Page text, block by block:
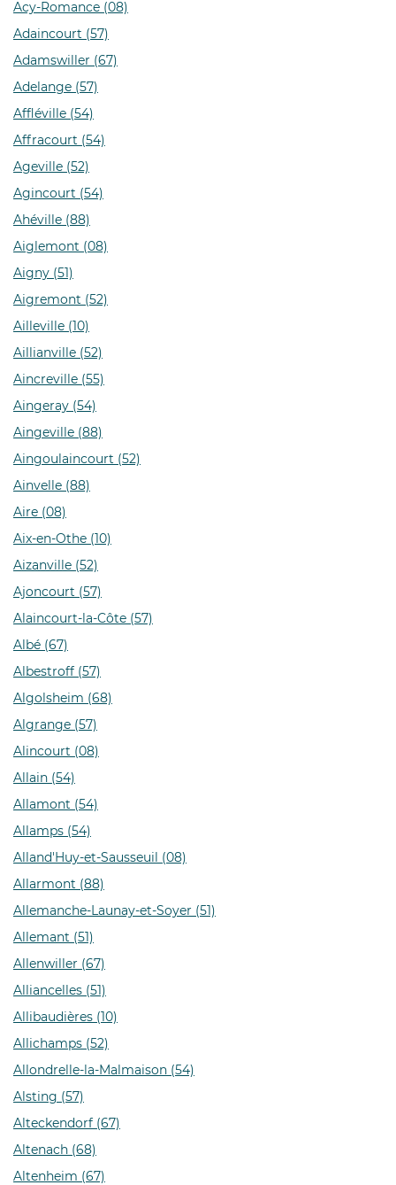
Acy-Romance (08)
Adaincourt (57)
Adamswiller (67)
Adelange (57)
Affléville (54)
Affracourt (54)
Ageville (52)
Agincourt (54)
Ahéville (88)
Aiglemont (08)
Aigny (51)
Aigremont (52)
Ailleville (10)
Aillianville (52)
Aincreville (55)
Aingeray (54)
Aingeville (88)
Aingoulaincourt (52)
Ainvelle (88)
Aire (08)
Aix-en-Othe (10)
Aizanville (52)
Ajoncourt (57)
Alaincourt-la-Côte (57)
Albé (67)
Albestroff (57)
Algolsheim (68)
Algrange (57)
Alincourt (08)
Allain (54)
Allamont (54)
Allamps (54)
Alland'Huy-et-Sausseuil (08)
Allarmont (88)
Allemanche-Launay-et-Soyer (51)
Allemant (51)
Allenwiller (67)
Alliancelles (51)
Allibaudières (10)
Allichamps (52)
Allondrelle-la-Malmaison (54)
Alsting (57)
Alteckendorf (67)
Altenach (68)
Altenheim (67)